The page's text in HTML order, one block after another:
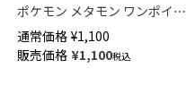
ポケモン メタモン ワンポイン
ト リブ クルー丈 カジュアル ソ
ックス メンズ 02432107
通常価格 ¥1,100
販売価格 ¥1,100税込